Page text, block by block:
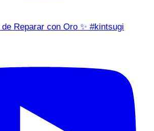
Reparar con Oro ✨ #kintsugi